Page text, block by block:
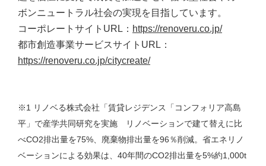
ボンニュートラル社会の実現を目指しています。
コーポレートサイトURL： https://renoveru.co.jp/
都市創造事業サービスサイトURL：
https://renoveru.co.jp/citycreate/
※1 リノベる株式会社「賃貸レジデンス「コンフォリア高島
平」で産学共同研究を実施 リノベーションで建て替えに比
べCO2排出量を75%、廃棄物排出量を96％削減。省エネリノ
ベーションによる効果は、40年間のCO2排出量を5%約1,000t